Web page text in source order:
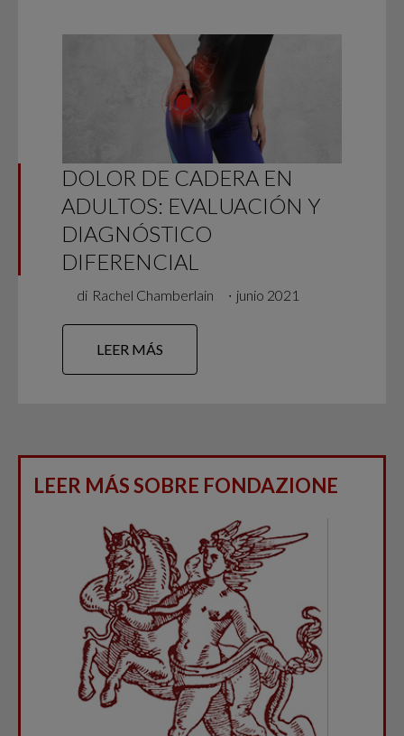
DOLOR DE CADERA EN
ADULTOS: EVALUACIÓN Y
DIAGNÓSTICO
DIFERENCIAL
di Rachel Chamberlain ∙ junio 2021
LEER MÁS
LEER MÁS SOBRE FONDAZIONE